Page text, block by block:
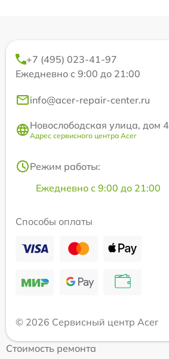
+7 (495) 023-41-97
Ежедневно с 9:00 до 21:00
info@acer-repair-center.ru
Новослободская улица, дом 4
Адрес сервисного центра Acer
Режим работы:
Ежедневно с 9:00 до 21:00
Способы оплаты
© 2026 Сервисный центр Acer
Стоимость ремонта